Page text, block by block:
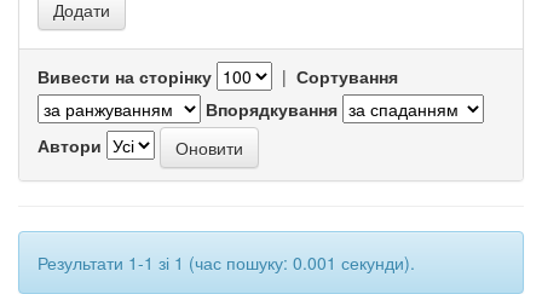
Вивести на сторінку | Сортування
Впорядкування
Автори
Результати 1-1 зі 1 (час пошуку: 0.001 секунди).